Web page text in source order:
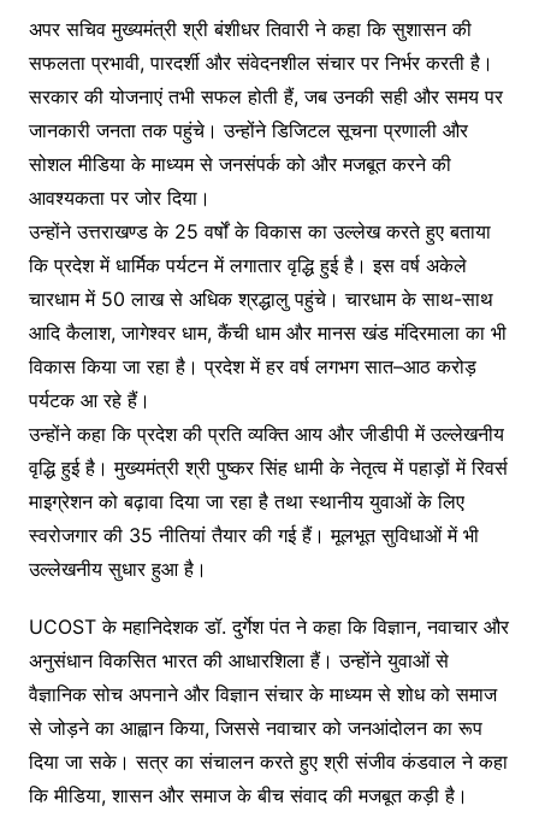
अपर सचिव मुख्यमंत्री श्री बंशीधर तिवारी ने कहा कि सुशासन की
सफलता प्रभावी, पारदर्शी और संवेदनशील संचार पर निर्भर करती है।
सरकार की योजनाएं तभी सफल होती हैं, जब उनकी सही और समय पर
जानकारी जनता तक पहुंचे। उन्होंने डिजिटल सूचना प्रणाली और
सोशल मीडिया के माध्यम से जनसंपर्क को और मजबूत करने की
आवश्यकता पर जोर दिया।
उन्होंने उत्तराखण्ड के 25 वर्षों के विकास का उल्लेख करते हुए बताया
कि प्रदेश में धार्मिक पर्यटन में लगातार वृद्धि हुई है। इस वर्ष अकेले
चारधाम में 50 लाख से अधिक श्रद्धालु पहुंचे। चारधाम के साथ-साथ
आदि कैलाश, जागेश्वर धाम, कैंची धाम और मानस खंड मंदिरमाला का भी
विकास किया जा रहा है। प्रदेश में हर वर्ष लगभग सात–आठ करोड़
पर्यटक आ रहे हैं।
उन्होंने कहा कि प्रदेश की प्रति व्यक्ति आय और जीडीपी में उल्लेखनीय
वृद्धि हुई है। मुख्यमंत्री श्री पुष्कर सिंह धामी के नेतृत्व में पहाड़ों में रिवर्स
माइग्रेशन को बढ़ावा दिया जा रहा है तथा स्थानीय युवाओं के लिए
स्वरोजगार की 35 नीतियां तैयार की गई हैं। मूलभूत सुविधाओं में भी
उल्लेखनीय सुधार हुआ है।
UCOST के महानिदेशक डॉ. दुर्गेश पंत ने कहा कि विज्ञान, नवाचार और
अनुसंधान विकसित भारत की आधारशिला हैं। उन्होंने युवाओं से
वैज्ञानिक सोच अपनाने और विज्ञान संचार के माध्यम से शोध को समाज
से जोड़ने का आह्वान किया, जिससे नवाचार को जनआंदोलन का रूप
दिया जा सके। सत्र का संचालन करते हुए श्री संजीव कंडवाल ने कहा
कि मीडिया, शासन और समाज के बीच संवाद की मजबूत कड़ी है।